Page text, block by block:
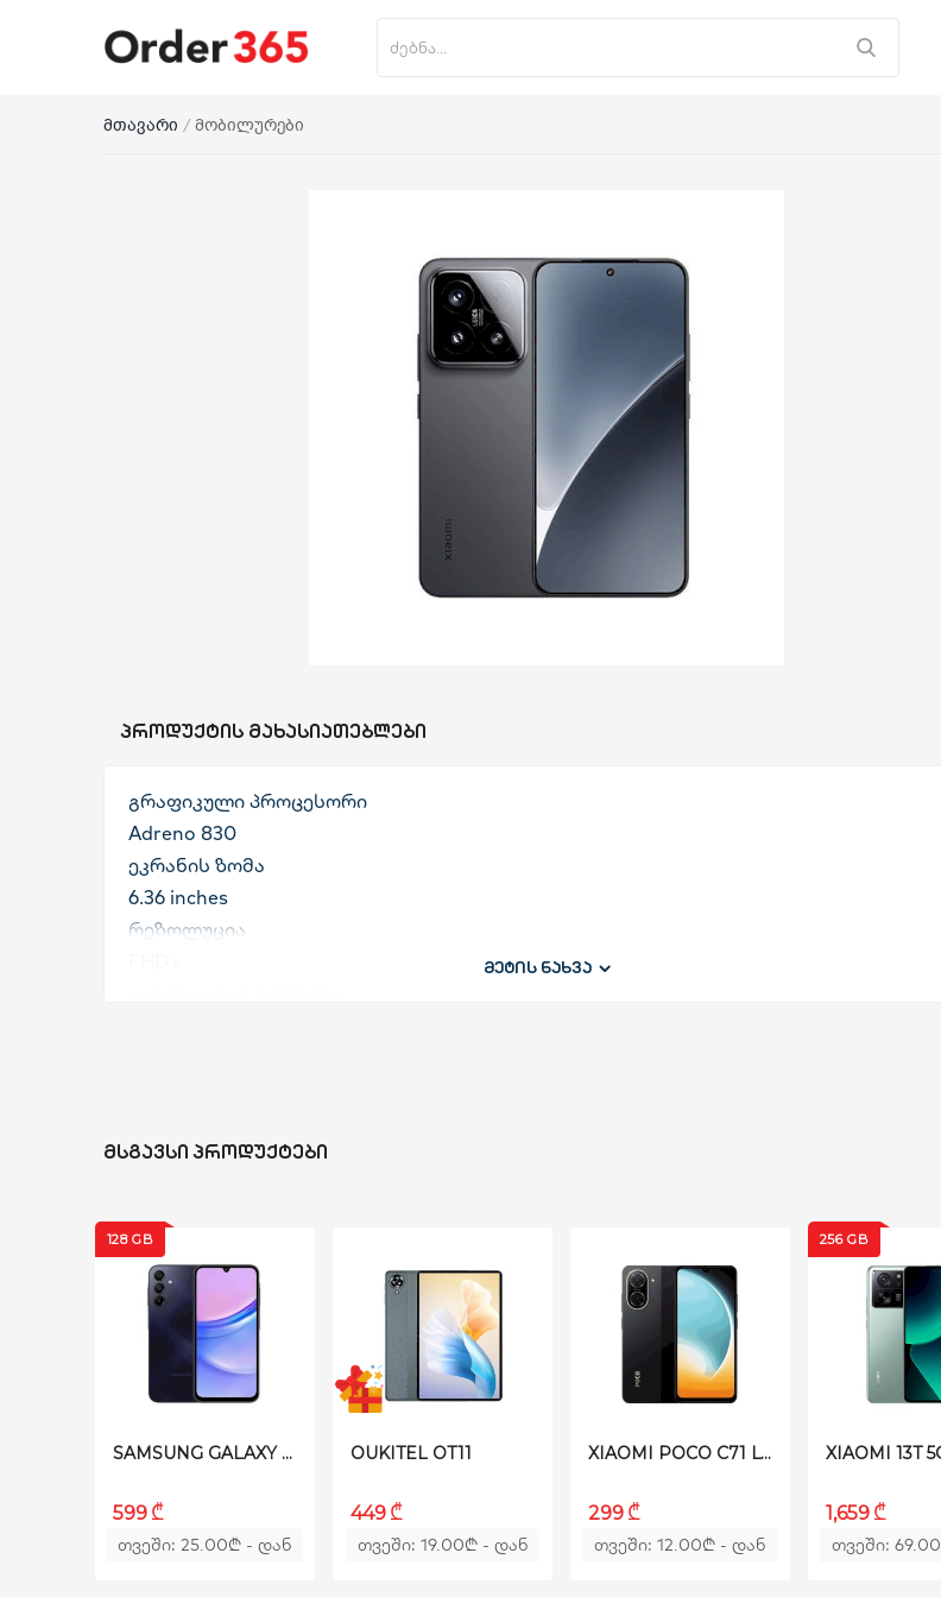
მთავარი მობილურები
ᲞᲠᲝᲓᲣᲥᲢᲘᲡ ᲛᲐᲮᲐᲡᲘᲐᲗᲔᲑᲚᲔᲑᲘ
გრაფიკული პროცესორი
Adreno 830
ეკრანის ზომა
6.36 inches
რეზოლუცია
256 GB
12 GB
ელემენტი
5240 mAh
მეტის ნახვა
ᲛᲡᲒᲐᲕᲡᲘ ᲞᲠᲝᲓᲣᲥᲢᲔᲑᲘ
128 GB
SAMSUNG GALAXY A15 A155F/DS 4G 6/128GB BLUE BLACK
599 ₾
თვეში: 25.00₾ - დან
OUKITEL OT11
449 ₾
თვეში: 19.00₾- დან
XIAOMI POCO C71 LTE 4/128GB BLACK
299 ₾
თვეში: 12.00₾ - დან
256 GB
1,659 ₾
თვეში: 69.00